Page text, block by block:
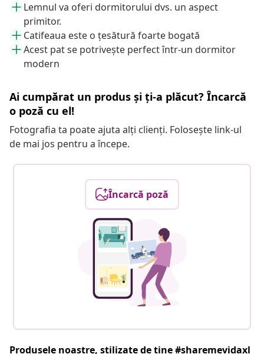
Lemnul va oferi dormitorului dvs. un aspect
primitor.
Catifeaua este o țesătură foarte bogată
Acest pat se potrivește perfect într-un dormitor
modern
Ai cumpărat un produs și ți-a plăcut? Încarcă
o poză cu el!
Fotografia ta poate ajuta alți clienți. Folosește link-ul
de mai jos pentru a începe.
Încarcă poză
Produsele noastre, stilizate de tine #sharemevidaxl